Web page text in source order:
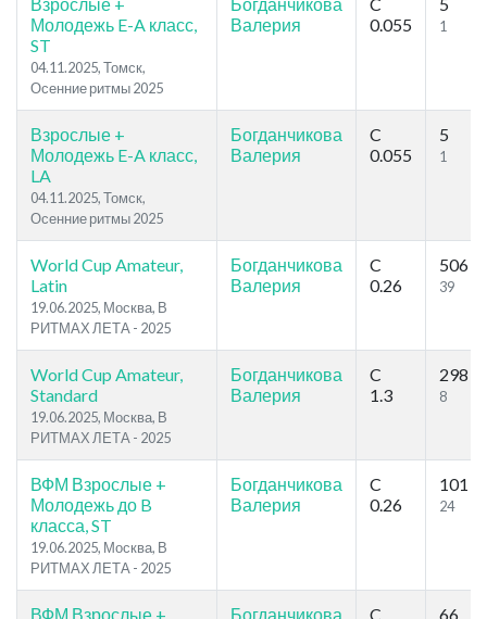
Молодежь E-A класс,
ST
04.11.2025, Томск,
Осенние ритмы 2025
Валерия
0.055
1
Взрослые +
Молодежь E-A класс,
LA
04.11.2025, Томск,
Осенние ритмы 2025
Богданчикова
Валерия
C
0.055
5
1
World Cup Amateur,
Latin
19.06.2025, Москва, В
РИТМАХ ЛЕТА - 2025
Богданчикова
Валерия
C
0.26
506
39
World Cup Amateur,
Standard
19.06.2025, Москва, В
РИТМАХ ЛЕТА - 2025
Богданчикова
Валерия
C
1.3
298
8
ВФМ Взрослые +
Молодежь до B
класса, ST
19.06.2025, Москва, В
РИТМАХ ЛЕТА - 2025
Богданчикова
Валерия
C
0.26
101
24
ВФМ Взрослые +
Богданчикова
C
66